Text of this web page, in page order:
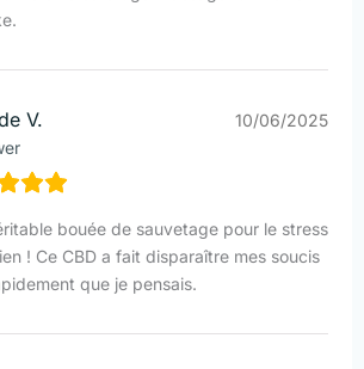
V. 10/06/2025
bouée de sauvetage pour le stress
! Ce CBD a fait disparaître mes soucis
que je pensais.